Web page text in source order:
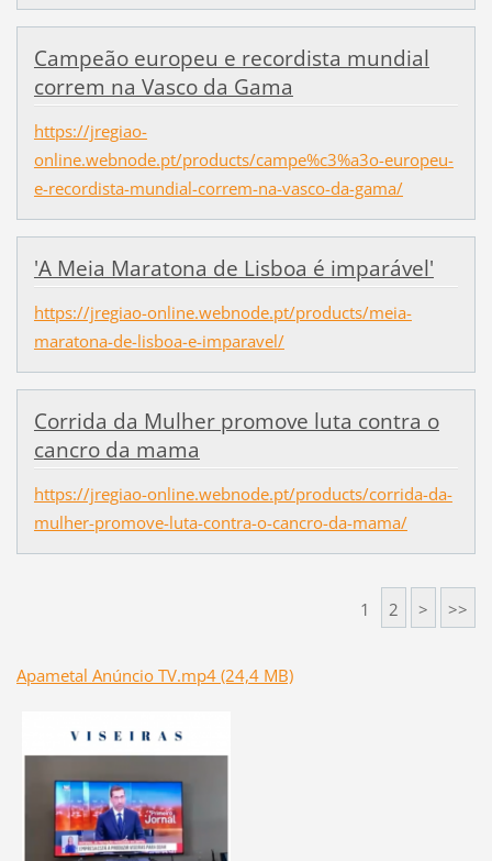
Campeão europeu e recordista mundial
correm na Vasco da Gama
https://jregiao-
online.webnode.pt/products/campe%c3%a3o-europeu-
e-recordista-mundial-correm-na-vasco-da-gama/
'A Meia Maratona de Lisboa é imparável'
https://jregiao-online.webnode.pt/products/meia-
maratona-de-lisboa-e-imparavel/
Corrida da Mulher promove luta contra o
cancro da mama
https://jregiao-online.webnode.pt/products/corrida-da-
mulher-promove-luta-contra-o-cancro-da-mama/
1 2 > >>
Apametal Anúncio TV.mp4 (24,4 MB)